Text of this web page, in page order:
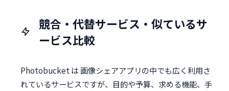
競合・代替サービス・似ているサ
ービス比較
Photobucket は 画像シェアアプリの中でも広く利用さ
れているサービスですが、目的や予算、求める機能、手